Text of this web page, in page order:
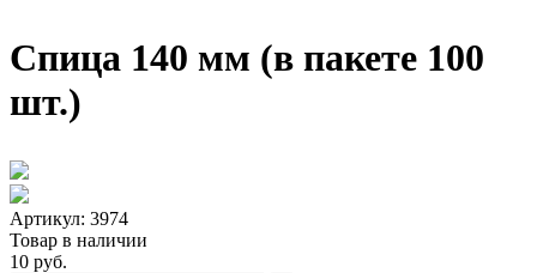
Спица 140 мм (в пакете 100
шт.)
Артикул: 3974
Товар в наличии
10 руб.